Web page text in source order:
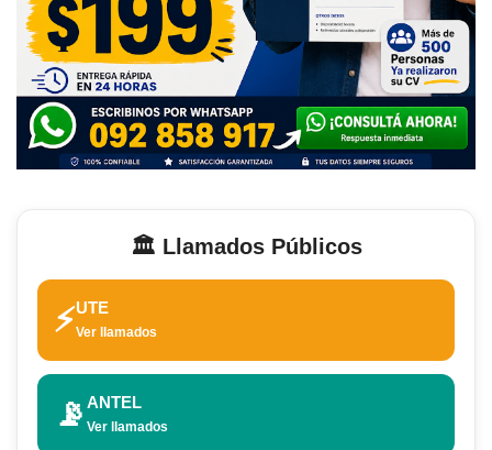
🏛️ Llamados Públicos
⚡UTE
Ver llamados
📡 ANTEL
Ver llamados